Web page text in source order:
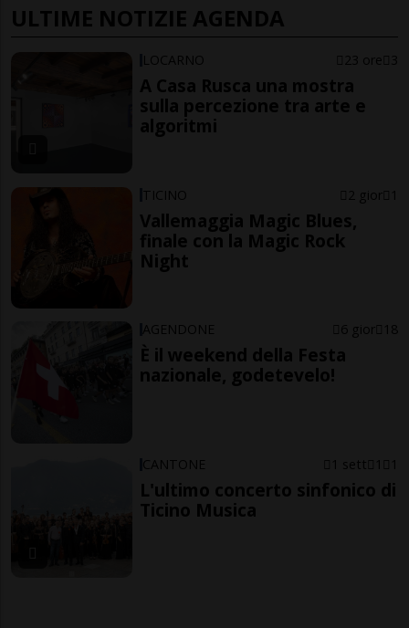
ULTIME NOTIZIE AGENDA
LOCARNO 23 ore 3
A Casa Rusca una mostra
sulla percezione tra arte e
algoritmi
TICINO 2 gior 1
Vallemaggia Magic Blues,
finale con la Magic Rock
Night
AGENDONE 6 gior 18
È il weekend della Festa
nazionale, godetevelo!
CANTONE 1 sett 1 1
L'ultimo concerto sinfonico di
Ticino Musica